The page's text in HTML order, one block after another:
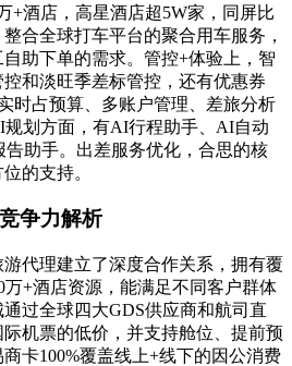
+酒店，高星酒店超5W家，同屏比
合全球打车平台的聚合用车服务，
助下单的需求。管控+体验上，智
和淡旺季差标管控，还有优惠券
时占预算、多账户管理、差旅分析
划方面，有AI行程助手、AI自动
助手。出差服务优化，合思的核
的支持。
争力解析
代理建立了深度合作关系，拥有覆
万+酒店资源，能满足不同客户群体
过全球四大GDS供应商和航司直
机票的低价，并支持舱位、提前预
卡100%覆盖线上+线下的因公消费